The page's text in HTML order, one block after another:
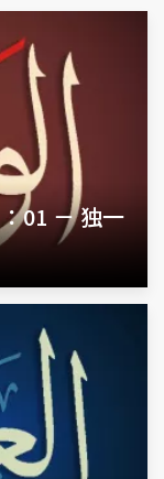
01 － 独一